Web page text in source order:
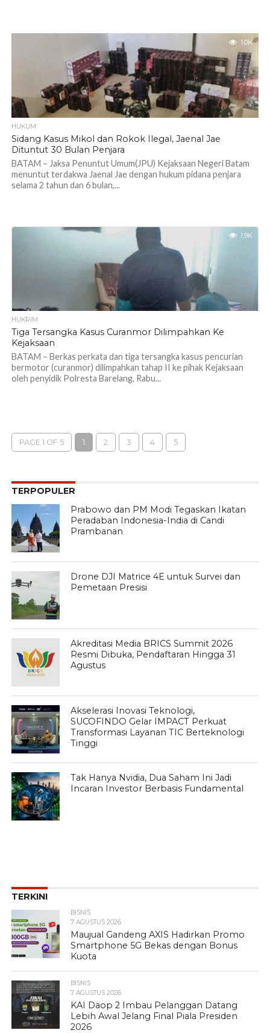
1.0K
HUKUM
Sidang Kasus Mikol dan Rokok Ilegal, Jaenal Jae
Dituntut 30 Bulan Penjara
BATAM – Jaksa Penuntut Umum(JPU) Kejaksaan Negeri Batam
menuntut terdakwa Jaenal Jae dengan hukum pidana penjara
selama 2 tahun dan 6 bulan,...
1.9K
HUKRIM
Tiga Tersangka Kasus Curanmor Dilimpahkan Ke
Kejaksaan
BATAM – Berkas perkata dan tiga tersangka kasus pencurian
bermotor (curanmor) dilimpahkan tahap II ke pihak Kejaksaan
oleh penyidik Polresta Barelang, Rabu...
PAGE 1 OF 5 1 2 3 4 5
TERPOPULER
Prabowo dan PM Modi Tegaskan Ikatan
Peradaban Indonesia-India di Candi
Prambanan
Drone DJI Matrice 4E untuk Survei dan
Pemetaan Presisi
Akreditasi Media BRICS Summit 2026
Resmi Dibuka, Pendaftaran Hingga 31
Agustus
Akselerasi Inovasi Teknologi,
SUCOFINDO Gelar IMPACT Perkuat
Transformasi Layanan TIC Berteknologi
Tinggi
Tak Hanya Nvidia, Dua Saham Ini Jadi
Incaran Investor Berbasis Fundamental
TERKINI
BISNIS
7 AGUSTUS 2026
Maujual Gandeng AXIS Hadirkan Promo
Smartphone 5G Bekas dengan Bonus
Kuota
BISNIS
7 AGUSTUS 2026
KAI Daop 2 Imbau Pelanggan Datang
Lebih Awal Jelang Final Piala Presiden
2026